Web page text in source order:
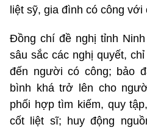
liệt sỹ, gia đình có công với
Đồng chí đề nghị tỉnh
sâu sắc các nghị quyết,
đến người có công; bảo
bình khá trở lên cho
phối hợp tìm kiếm, quy
cốt liệt sĩ; huy động